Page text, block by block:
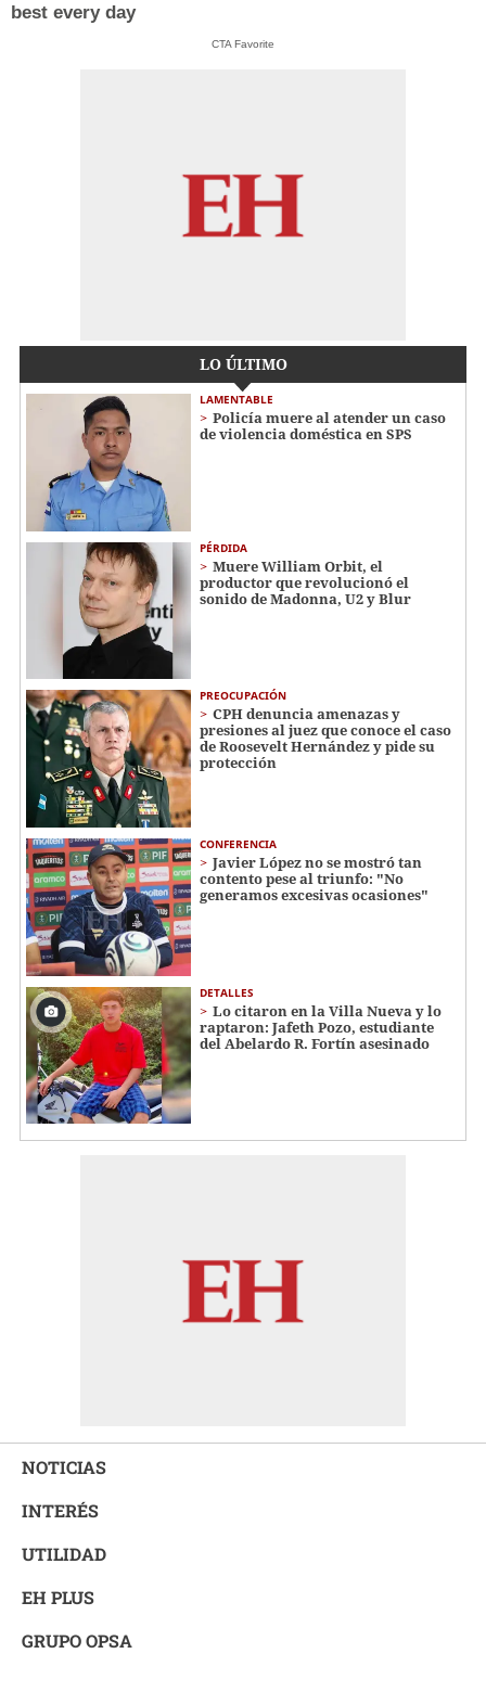
best every day
CTA Favorite
LO ÚLTIMO
LAMENTABLE
Policía muere al atender un caso
de violencia doméstica en SPS
PÉRDIDA
Muere William Orbit, el
productor que revolucionó el
sonido de Madonna, U2 y Blur
PREOCUPACIÓN
CPH denuncia amenazas y
presiones al juez que conoce el caso
de Roosevelt Hernández y pide su
protección
CONFERENCIA
Javier López no se mostró tan
contento pese al triunfo: "No
generamos excesivas ocasiones"
DETALLES
Lo citaron en la Villa Nueva y lo
raptaron: Jafeth Pozo, estudiante
del Abelardo R. Fortín asesinado
NOTICIAS
INTERÉS
UTILIDAD
EH PLUS
GRUPO OPSA